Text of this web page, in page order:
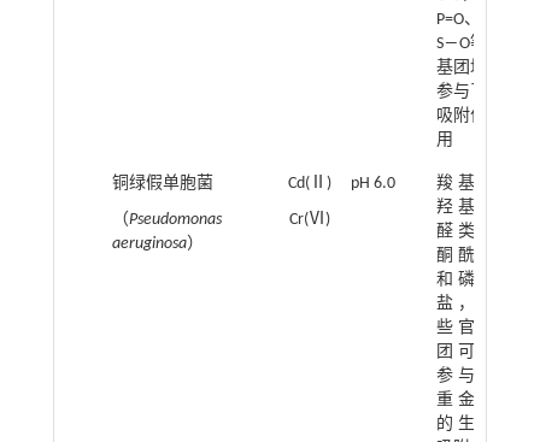
P=O、
S―O等
基团均
参与了
吸附作
用
铜绿假单胞菌
（Pseudomonas
aeruginosa）
Cd(Ⅱ)
Cr(Ⅵ)
pH 6.0
羧基、
羟基、
醛类、
酮酰胺
和磷酸
盐，这
些官能
团可能
参与了
重金属
的生物